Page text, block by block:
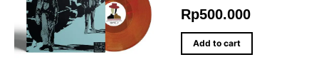
Rp500.000
Add to cart